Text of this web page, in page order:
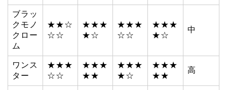
ブラッ
クモノ
クロー
ム
★★☆
☆☆
★★★
★☆
★★★
☆☆
★★★
★☆
中
ワンス
ター
★★★
☆☆
★★★
★★
★★★
★☆
★★★
★★
高